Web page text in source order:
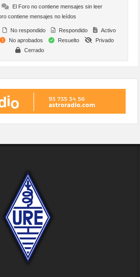
El Foro no contiene mensajes sin leer
contiene mensajes no leídos
No respondido Respondido
Activo
No aprobados Resuelto
Privado
Cerrado